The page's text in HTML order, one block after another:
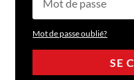
Mot de passe oublié?
SE